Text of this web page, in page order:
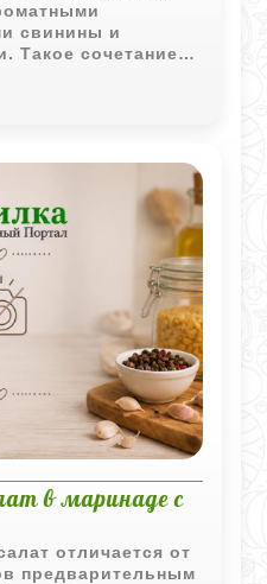
свинины и
Такое сочетание
и особенно
обеда.
в маринаде с
отличается от
предварительным